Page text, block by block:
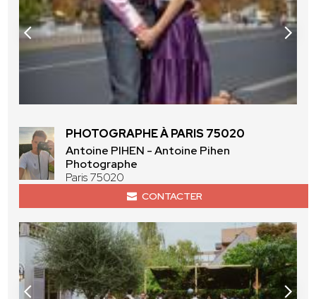
PHOTOGRAPHE À PARIS 75020
Antoine PIHEN - Antoine Pihen
Photographe
Paris 75020
CONTACTER